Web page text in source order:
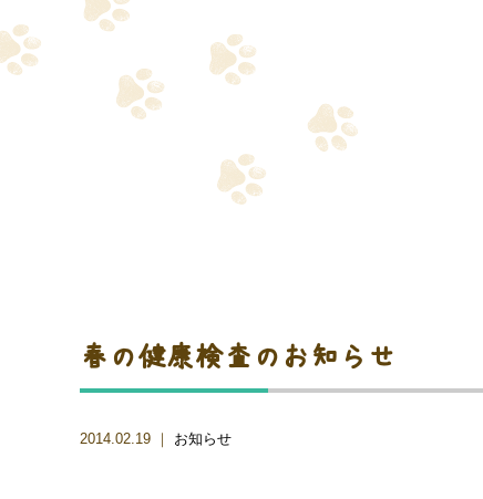
春の健康検査のお知らせ
2014.02.19 ｜ お知らせ